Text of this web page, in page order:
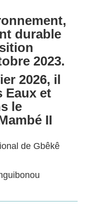
durable
2023.
2026, il
Eaux et
le
II
de Gbêkê